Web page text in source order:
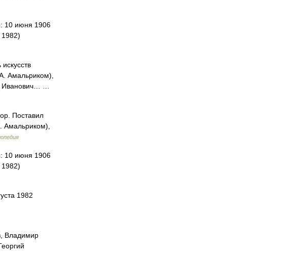
10 июня 1906
1982)
Амальриком),
Иванович… …
Поставил
Амальриком),
10 июня 1906
1982)
1982
Владимир